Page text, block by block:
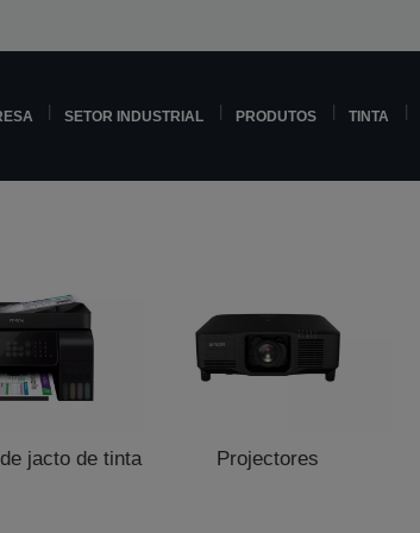
SETOR INDUSTRIAL PRODUTOS TINTA
jacto de tinta Projectores